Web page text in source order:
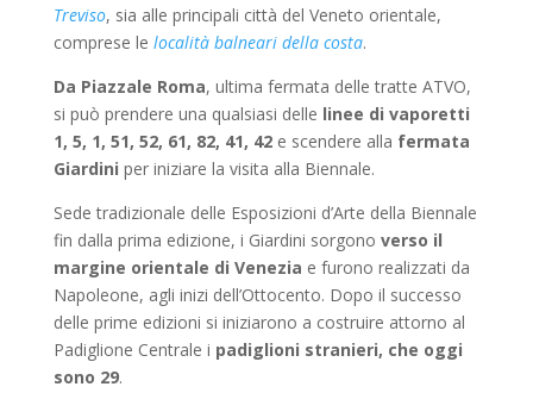
Treviso, sia alle principali città del Veneto orientale,
comprese le località balneari della costa.
Da Piazzale Roma, ultima fermata delle tratte ATVO,
si può prendere una qualsiasi delle linee di vaporetti
1, 5, 1, 51, 52, 61, 82, 41, 42e scendere alla fermata
Giardini per iniziare la visita alla Biennale.
Sede tradizionale delle Esposizioni d’Arte della Biennale
fin dalla prima edizione, i Giardini sorgono verso il
margine orientale di Venezia e furono realizzati da
Napoleone, agli inizi dell’Ottocento. Dopo il successo
delle prime edizioni si iniziarono a costruire attorno al
Padiglione Centrale i padiglioni stranieri, che oggi
sono 29.